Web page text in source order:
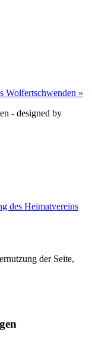
Wolfertschwenden »
- designed by
des Heimatvereins
der Seite,